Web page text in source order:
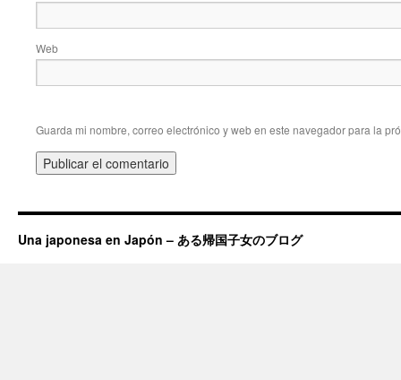
Web
Guarda mi nombre, correo electrónico y web en este navegador para la
Una japonesa en Japón – ある帰国子女のブログ